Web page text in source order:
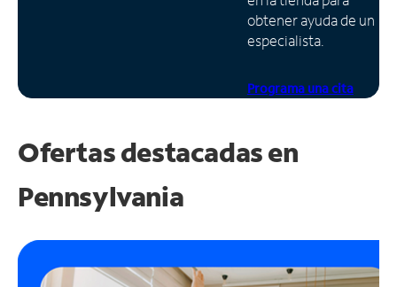
obtener ayuda de un
especialista.
Programa una cita
Ofertas destacadas en
Pennsylvania